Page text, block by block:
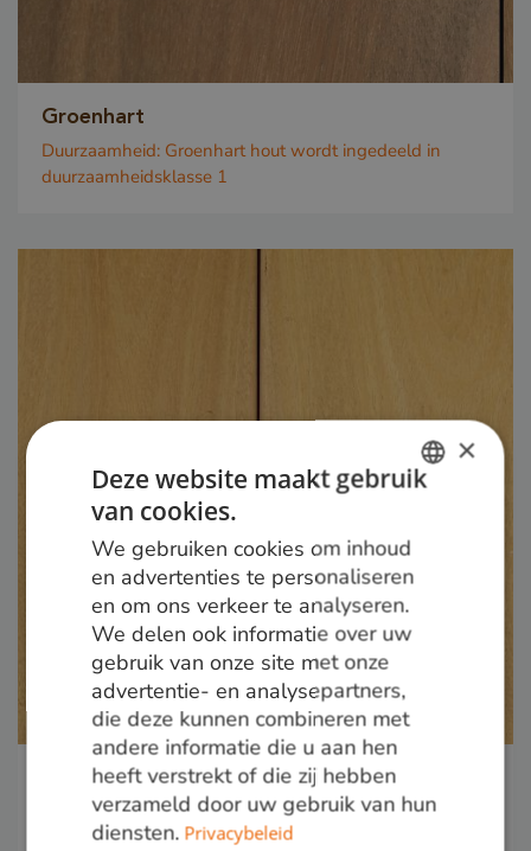
Groenhart
Duurzaamheid: Groenhart hout wordt ingedeeld in
duurzaamheidsklasse 1
Guariuba
Duurzaamheid:Klasse 1, bovengronds en in
grondcontact
GERMAN
ENGLISH
×
Deze website maakt gebruik
van cookies.
We gebruiken cookies om inhoud
en advertenties te personaliseren
en om ons verkeer te analyseren.
We delen ook informatie over uw
gebruik van onze site met onze
advertentie- en analysepartners,
die deze kunnen combineren met
andere informatie die u aan hen
heeft verstrekt of die zij hebben
verzameld door uw gebruik van hun
diensten. Privacybeleid